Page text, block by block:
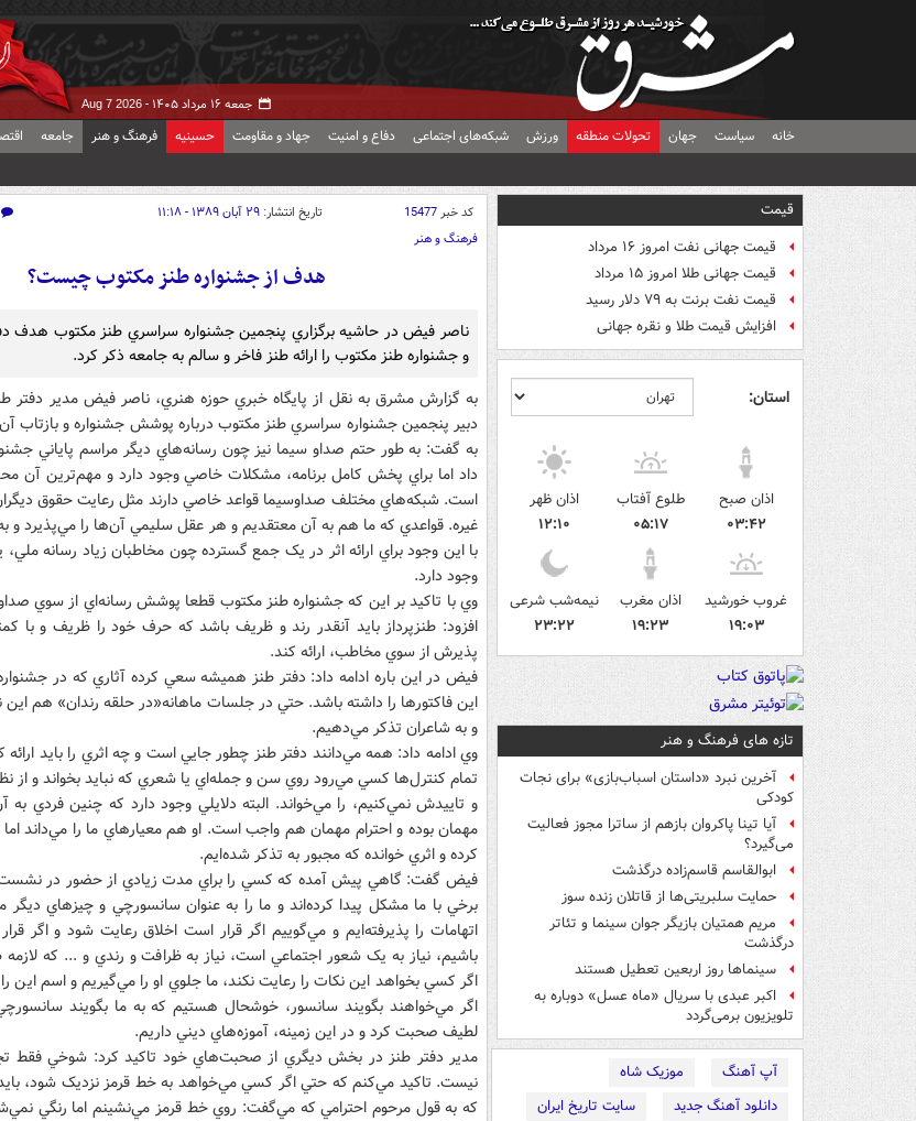
جمعه ۱۶ مرداد ۱۴۰۵ - Aug 7 2026
خانه سیاست جهان تحولات منطقه ورزش شبکه‌های اجتماعی دفاع و امنیت جهاد و مقاومت حسینیه فرهنگ و هنر جامعه
قیمت
قیمت جهانی نفت امروز ۱۶ مرداد
قیمت جهانی طلا امروز ۱۵ مرداد
قیمت نفت برنت به ۷۹ دلار رسید
افزایش قیمت طلا و نقره جهانی
استان:
اذان صبح
۰۳:۴۲
طلوع آفتاب
۰۵:۱۷
اذان ظهر
۱۲:۱۰
غروب خورشید
۱۹:۰۳
اذان مغرب
۱۹:۲۳
نیمه‌شب شرعی
۲۳:۲۲
تازه های فرهنگ و هنر
آخرین نبرد «داستان اسباب‌بازی» برای نجات
کودکی
آیا تینا پاکروان بازهم از ساترا مجوز فعالیت
می‌گیرد؟
ابوالقاسم قاسم‌زاده درگذشت
حمایت سلبریتی‌ها از قاتلان زنده سوز
مریم همتیان بازیگر جوان سینما و تئاتر
درگذشت
سینماها روز اربعین تعطیل هستند
اکبر عبدی با سریال «ماه عسل» دوباره به
تلویزیون برمی‌گردد
آپ آهنگ
موزیک شاه
دانلود آهنگ جدید
سایت تاریخ ایران
کد خبر15477 تاریخ انتشار: ۲۹ آبان ۱۳۸۹ - ۱۱:۱۸
فرهنگ و هنر
هدف از جشنواره طنز مکتوب چيست؟
ناصر فيض در حاشيه برگزاري پنجمين جشنواره سراسري طنز مکتوب هدف
و جشنواره طنز مکتوب را ارائه طنز فاخر و سالم به جامعه ذکر کرد.
به گزارش مشرق به نقل از پايگاه خبري حوزه هنري، ناصر فيض مدير دفتر
دبير پنجمين جشنواره سراسري طنز مکتوب درباره پوشش جشنواره و بازتاب
به گفت: به طور حتم صداو سيما نيز چون رسانه‌‌هاي ديگر مراسم پاياني
داد اما براي پخش کامل برنامه، مشکلات خاصي وجود دارد و مهم‌ترين آن
است. شبکه‌هاي مختلف صداوسيما قواعد خاصي دارند مثل رعايت حقوق
غيره. قواعدي که ما هم به آن معتقديم و هر عقل سليمي آن‌ها را مي‌پذيرد و
با اين وجود براي ارائه اثر در يک جمع گسترده چون مخاطبان زياد رسانه
وجود دارد.
وي با تاکيد بر اين که جشنواره طنز مکتوب قطعا پوشش رسانه‌اي از سوي
افزود: طنزپرداز بايد آنقدر رند و ظريف باشد که حرف خود را ظريف و با
پذيرش از سوي مخاطب، ارائه کند.
فيض در اين باره ادامه داد: دفتر طنز هميشه سعي کرده آثاري که در
اين فاکتورها را داشته باشد. حتي در جلسات ماهانه«در حلقه رندان» هم
و به شاعران تذکر مي‌دهيم.
وي ادامه داد: همه مي‌دانند دفتر طنز چطور جايي است و چه اثري را بايد ارائه
تمام کنترل‌ها کسي مي‌رود روي سن و جمله‌اي يا شعري که نبايد بخواند و از
و تاييدش نمي‌کنيم، را مي‌خواند. البته دلايلي وجود دارد که چنين فردي به
مهمان بوده و احترام مهمان هم واجب است. او هم معيارهاي ما را مي‌داند
کرده و اثري خوانده که مجبور به تذکر شده‌ايم.
فيض گفت: گاهي پيش آمده که کسي را براي مدت زيادي از حضور در
برخي با ما مشکل پيدا کرده‌اند و ما را به عنوان سانسورچي و چيزهاي ديگر
اتهامات را پذيرفته‌ايم و مي‌گوييم اگر قرار است اخلاق رعايت شود و اگر
باشيم، نياز به يک شعور اجتماعي است، نياز به ظرافت و رندي و ... که
اگر کسي بخواهد اين نکات را رعايت نکند، ما جلوي او را مي‌گيريم و اسم اين
اگر مي‌خواهند بگويند سانسور، خوشحال هستيم که به ما بگويند
لطيف صحبت کرد و در اين زمينه، آموزه‌هاي ديني داريم.
مدير دفتر طنز در بخش ديگري از صحبت‌هاي خود تاکيد کرد: شوخي فقط
نيست. تاکيد مي‌کنم که حتي اگر کسي مي‌خواهد به خط قرمز نزديک شود،
که به قول مرحوم احترامي که مي‌گفت: روي خط قرمز مي‌نشينم اما رنگي